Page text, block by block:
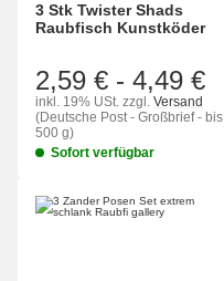
3 Stk Twister Shads
Raubfisch Kunstköder
2,59 € - 4,49 €
inkl. 19% USt. zzgl. Versand
(Deutsche Post - Großbrief - bis
500 g)
Sofort verfügbar